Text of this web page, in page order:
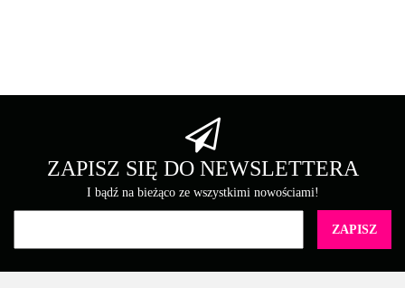
Brother
ZAPISZ SIĘ DO NEWSLETTERA
I bądź na bieżąco ze wszystkimi nowościami!